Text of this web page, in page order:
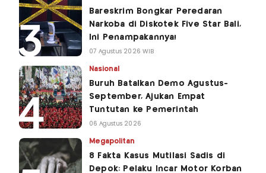
Bareskrim Bongkar Peredaran
Narkoba di Diskotek Five Star Bali,
Ini Penampakannya!
07 Agustus 2026 WIB
Nasional
Buruh Batalkan Demo Agustus-
September, Ajukan Empat
Tuntutan ke Pemerintah
06 Agustus 2026
Megapolitan
8 Fakta Kasus Mutilasi Sadis di
Depok: Pelaku Incar Motor Korban